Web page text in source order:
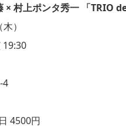
村上ポンタ秀一 「TRIO
木）
19:30
4
4500円